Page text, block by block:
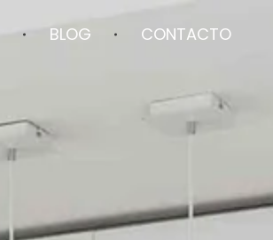
BLOG CONTACTO